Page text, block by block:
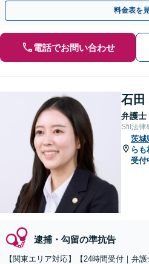
料金表を
電話でお問い合わせ
石田
弁護士
Sfil法律
茨城
らも
受付
逮捕・勾留の準抗告
【関東エリア対応】【24時間受付｜弁